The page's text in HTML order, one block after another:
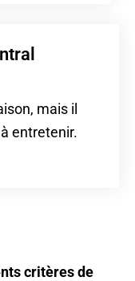
mais il
entretenir.
critères de